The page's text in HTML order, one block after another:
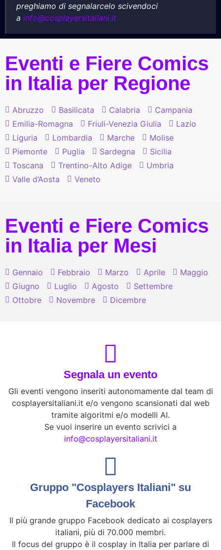
preghiamo di segnalarcelo scivendoci
a info@cosplayersitaliani.it
Eventi e Fiere Comics
in Italia per Regione
Abruzzo Basilicata Calabria
Campania
Emilia-Romagna
Friuli-Venezia Giulia
Lazio
Liguria
Lombardia Marche
Molise
Piemonte
Puglia Sardegna
Sicilia
Toscana
Trentino-Alto Adige
Umbria
Valle d’Aosta
Veneto
Eventi e Fiere Comics
in Italia per Mesi
Gennaio Febbraio Marzo Aprile
Maggio
Giugno
Luglio Agosto
Settembre
Ottobre
Novembre Dicembre
Segnala un evento
Gli eventi vengono inseriti autonomamente dal team di
cosplayersitaliani.it e/o vengono scansionati dal web
tramite algoritmi e/o modelli AI.
Se vuoi inserire un evento scrivici a
info@cosplayersitaliani.it
Gruppo "Cosplayers Italiani" su
Facebook
Il più grande gruppo Facebook dedicato ai cosplayers
italiani, più di 70.000 membri.
Il focus del gruppo è il cosplay in Italia per parlare di